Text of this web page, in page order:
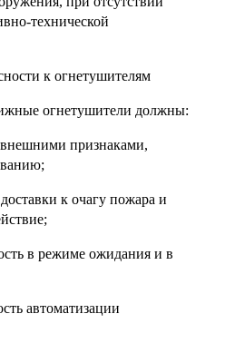
технической
к огнетушителям
огнетушители должны:
внешними признаками,
к очагу пожара и
в режиме ожидания и в
автоматизации